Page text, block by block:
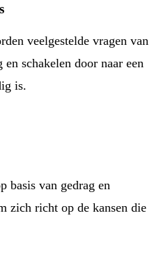
veelgestelde vragen van
schakelen door naar een
is.
basis van gedrag en
zich richt op de kansen die